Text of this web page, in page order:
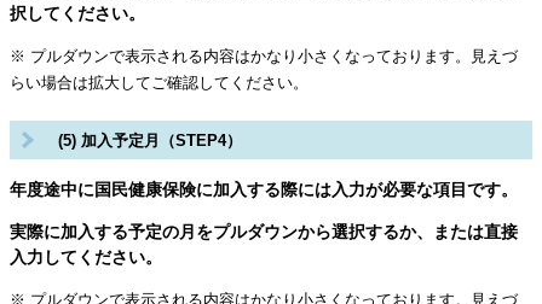
択してください。
※ プルダウンで表示される内容はかなり小さくなっております。見えづ
らい場合は拡大してご確認してください。
(5) 加入予定月（STEP4）
年度途中に国民健康保険に加入する際には入力が必要な項目です。
実際に加入する予定の月をプルダウンから選択するか、または直接
入力してください。